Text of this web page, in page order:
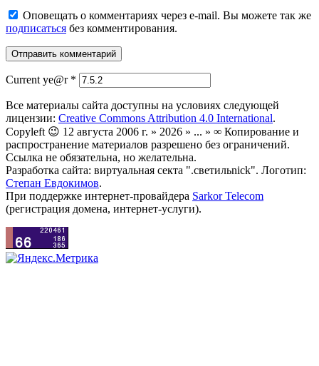
Оповещать о комментариях через e-mail. Вы можете так же
подписаться без комментирования.
Current ye@r *
Все материалы сайта доступны на условиях следующей
лицензии: Creative Commons Attribution 4.0 International.
Copyleft 😉 12 августа 2006 г. » 2026 » ... » ∞ Копирование и
распространение материалов разрешено без ограничений.
Ссылка не обязательна, но желательна.
Разработка сайта: виртуальная секта ".светильnick". Логотип:
Степан Евдокимов.
При поддержке интернет-провайдера Sarkor Telecom
(регистрация домена, интернет-услуги).